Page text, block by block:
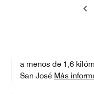
a menos de 1,6
San José Más